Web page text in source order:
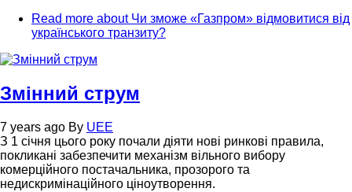
Read more about Чи зможе «Газпром» відмовитися від
українського транзиту?
Змінний струм
7 years ago By UEE
З 1 січня цього року почали діяти нові ринкові правила,
покликані забезпечити механізм вільного вибору
комерційного постачальника, прозорого та
недискримінаційного ціноутворення.